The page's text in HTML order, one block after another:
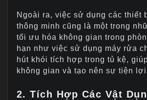
Ngoài ra, việc sử dụng các thiết
thông minh cũng là một trong
tối ưu hóa không gian trong
hạn như việc sử dụng máy rửa
hút khói tích hợp trong tủ kệ,
không gian và tạo nên sự tiện
2. Tích Hợp Các Vật